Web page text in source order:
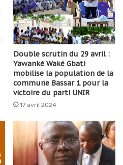
Double scrutin du 29 avril :
Yawanké Waké Gbati
mobilise la population de la
commune Bassar 1 pour la
victoire du parti UNIR
17 avril 2024